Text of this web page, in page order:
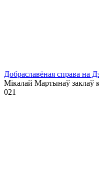
Добраславёная справа на
Мікалай Мартынаў заклаў
021